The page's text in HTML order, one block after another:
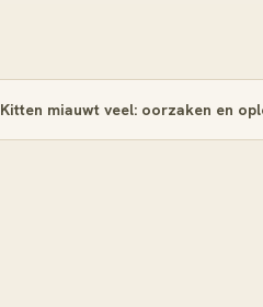
Kitten miauwt veel: oorzaken en